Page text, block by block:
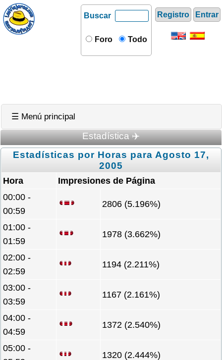
Registro Entrar
Buscar
Foro Todo
☰ Menú principal
Estadística ✈️
Estadísticas por Horas para Agosto 17,
2005
Hora
Impresiones de Página
00:00 -
00:59
2806 (5.196%)
01:00 -
01:59
1978 (3.662%)
02:00 -
02:59
1194 (2.211%)
03:00 -
03:59
1167 (2.161%)
04:00 -
04:59
1372 (2.540%)
05:00 -
1320 (2.444%)